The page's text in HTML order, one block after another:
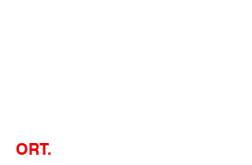
ORT.